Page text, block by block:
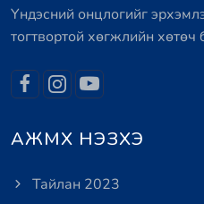
Үндэсний онцлогийг
тогтвортой хөгжлийн хөтөч
АЖМХ НЭЗХЭ
Тайлан 2023